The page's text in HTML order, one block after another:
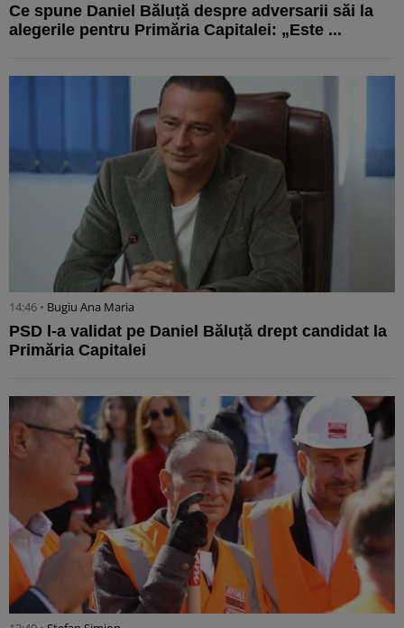
Ce spune Daniel Băluță despre adversarii săi la
alegerile pentru Primăria Capitalei: „Este ...
14:46 • Bugiu ⁠Ana Maria
PSD l-a validat pe Daniel Băluță drept candidat la
Primăria Capitalei